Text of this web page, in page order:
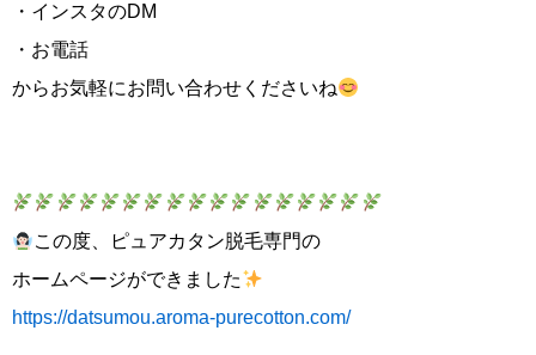
・インスタのDM
・お電話
からお気軽にお問い合わせくださいね
この度、ピュアカタン脱毛専門の
ホームページができました
https://datsumou.aroma-purecotton.com/